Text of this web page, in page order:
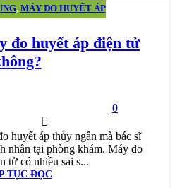
, MÁY ĐO HUYẾT ÁP
đo huyết áp điện tử
0
huyết áp thủy ngân mà bác sĩ
nhân tại phòng khám. Máy đo
tử có nhiều sai s...
TỤC ĐỌC